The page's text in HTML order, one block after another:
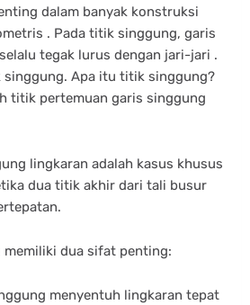
dalam banyak konstruksi
. Pada titik singgung, garis
tegak lurus dengan jari-jari .
Apa itu titik singgung?
titik pertemuan garis singgung
lingkaran adalah kasus khusus
dua titik akhir dari tali busur
dua sifat penting:
menyentuh lingkaran tepat